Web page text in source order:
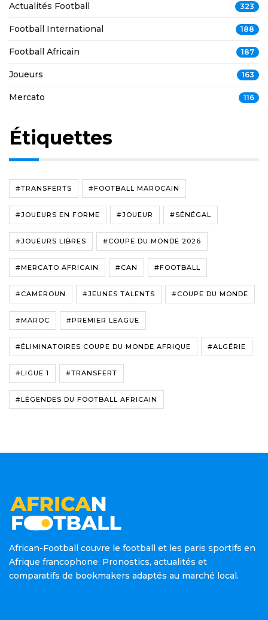
Actualités Football 323
Football International 188
Football Africain 187
Joueurs 163
Mercato 116
Étiquettes
#TRANSFERTS #FOOTBALL MAROCAIN
#JOUEURS EN FORME #JOUEUR #SÉNÉGAL
#JOUEURS LIBRES #COUPE DU MONDE 2026
#MERCATO AFRICAIN #CAN #FOOTBALL
#CAMEROUN #JEUNES TALENTS #COUPE DU MONDE
#MAROC #PREMIER LEAGUE
#ÉLIMINATOIRES COUPE DU MONDE AFRIQUE #ALGÉRIE
#LIGUE 1 #TRANSFERT
#LÉGENDES DU FOOTBALL AFRICAIN
African-Football couvre le football et les paris sportifs en
Afrique francophone. Pronostics, actualités et
comparatifs de bookmakers adaptés au marché local.